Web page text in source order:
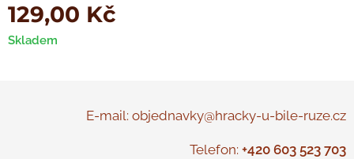
129,00 Kč
Skladem
E-mail: objednavky@hracky-u-bile-ruze.cz
Telefon: +420 603 523 703